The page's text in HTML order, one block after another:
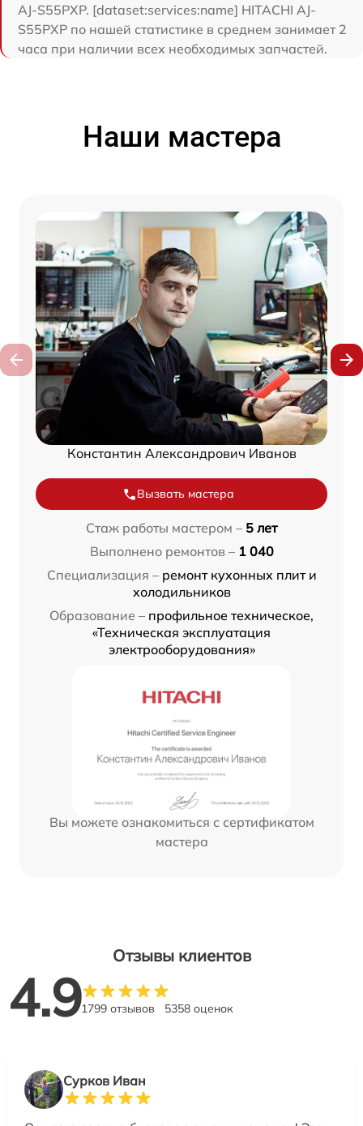
AJ-S55PXP. [dataset:services:name] HITACHI AJ-
S55PXP по нашей статистике в среднем занимает 2
часа при наличии всех необходимых запчастей.
Наши мастера
Константин Александрович Иванов
Вызвать мастера
Стаж работы мастером – 5 лет
Выполнено ремонтов – 1 040
Специализация – ремонт кухонных плит и
холодильников
Образование – профильное техническое,
«Техническая эксплуатация
электрооборудования»
Вы можете ознакомиться с сертификатом
мастера
Отзывы клиентов
4.91799 отзывов 5358 оценок
Сурков Иван